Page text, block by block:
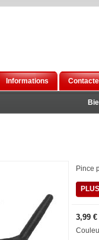
Informations
Pince
3,99 €